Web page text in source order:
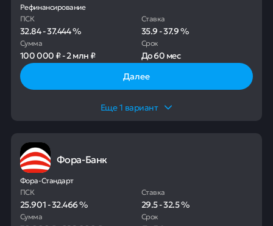
Рефинансирование
ПСК
32.84-37.444%
Ставка
35.9-37.9%
Сумма
100 000 ₽-2 млн ₽
Срок
До60 мес
Далее
Еще1 вариант
Фора-Банк
Фора-Стандарт
ПСК
25.901-32.466%
Ставка
29.5-32.5%
Сумма Срок